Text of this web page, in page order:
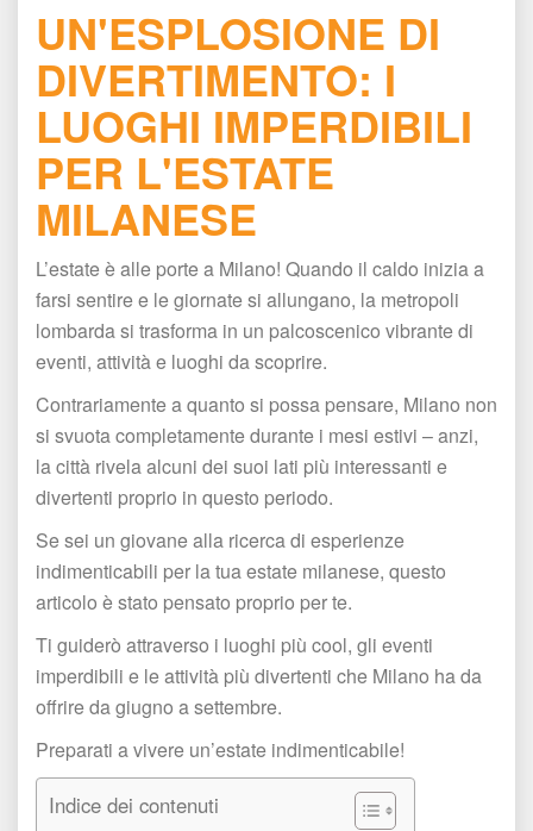
UN'ESPLOSIONE DI
DIVERTIMENTO: I
LUOGHI IMPERDIBILI
PER L'ESTATE
MILANESE
L’estate è alle porte a Milano! Quando il caldo inizia a
farsi sentire e le giornate si allungano, la metropoli
lombarda si trasforma in un palcoscenico vibrante di
eventi, attività e luoghi da scoprire.
Contrariamente a quanto si possa pensare, Milano non
i svuota completamente durante i mesi estivi – anzi,
la città rivela alcuni dei suoi lati più interessanti e
divertenti proprio in questo periodo.
Se sei un giovane alla ricerca di esperienze
indimenticabili per la tua estate milanese, questo
articolo è stato pensato proprio per te.
Ti guiderò attraverso i luoghi più cool, gli eventi
imperdibili e le attività più divertenti che Milano ha da
offrire da giugno a settembre.
Preparati a vivere un’estate indimenticabile!
Indice dei contenuti